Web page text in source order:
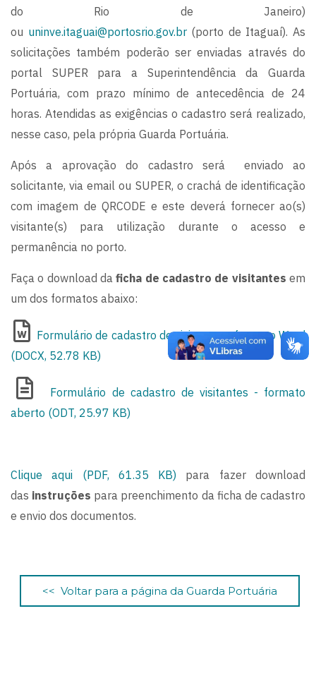
do Rio de Janeiro)
ou uninve.itaguai@portosrio.gov.br(porto de Itaguaí). As
solicitações também poderão ser enviadas através do
portal SUPER para a Superintendência da Guarda
Portuária, com prazo mínimo de antecedência de 24
horas. Atendidas as exigências o cadastro será realizado,
nesse caso, pela própria Guarda Portuária.
Após a aprovação do cadastro será enviado ao
solicitante, via email ou SUPER, o crachá de identificação
com imagem de QRCODE e este deverá fornecer ao(s)
visitante(s) para utilização durante o acesso e
permanência no porto.
Faça o download daficha de cadastro de visitantesem
um dos formatos abaixo:
Formulário de cadastro de visitantes - formato Word
(DOCX, 52.78 KB)
Formulário de cadastro de visitantes - formato
aberto (ODT, 25.97 KB)
Clique aqui (PDF, 61.35 KB) para fazer download
das instruções para preenchimento da ficha de cadastro
e envio dos documentos.
<< Voltar para a página da Guarda Portuária